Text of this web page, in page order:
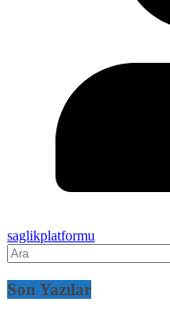
saglikplatformu
Son Yazılar